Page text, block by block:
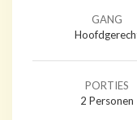
GANG
PORTIES
2 Personen